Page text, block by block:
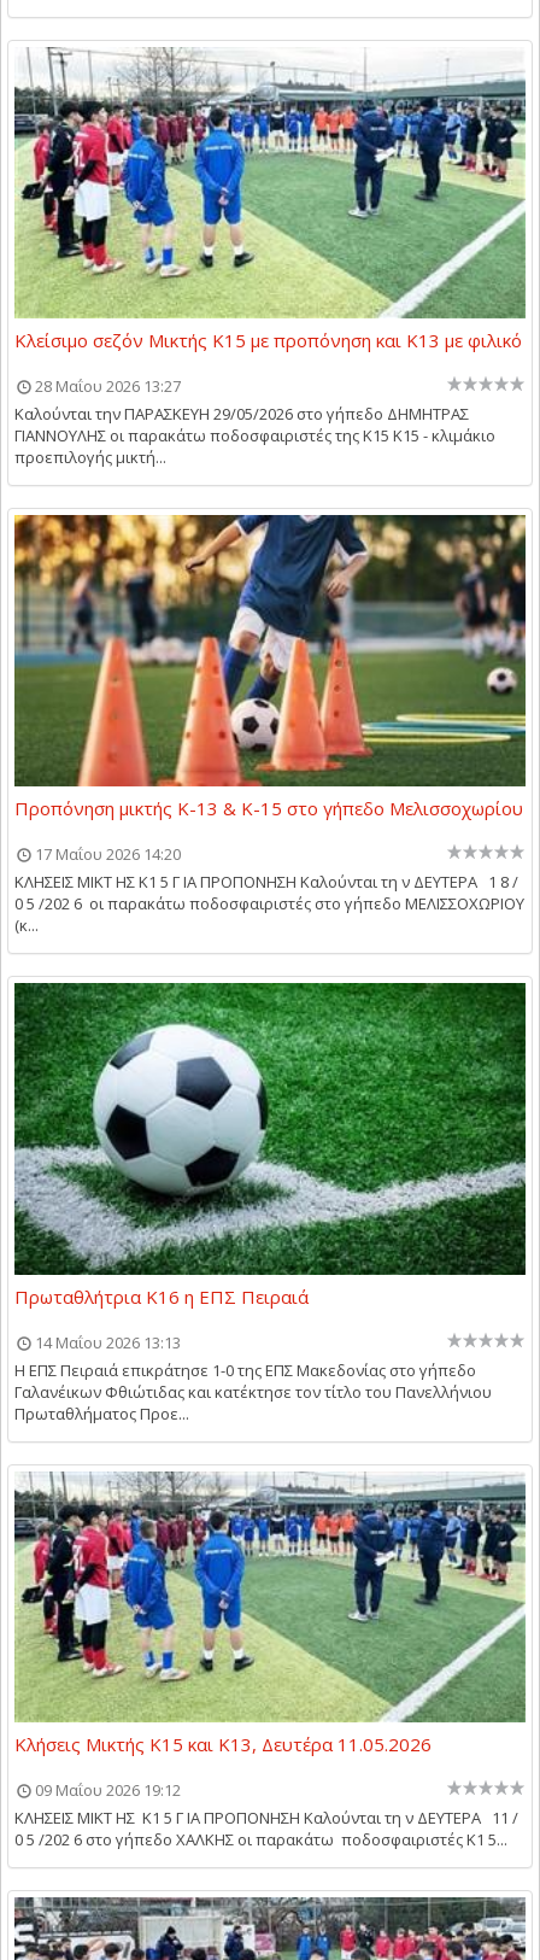
Κλείσιμο σεζόν Μικτής Κ15 με προπόνηση και Κ13 με φιλικό
28 Μαΐου 2026 13:27
Καλούνται την ΠΑΡΑΣΚΕΥΗ 29/05/2026 στο γήπεδο ΔΗΜΗΤΡΑΣ
ΓΙΑΝΝΟΥΛΗΣ οι παρακάτω ποδοσφαιριστές της Κ15 Κ15 - κλιμάκιο
προεπιλογής μικτή...
Προπόνηση μικτής Κ-13 & Κ-15 στο γήπεδο Μελισσοχωρίου
17 Μαΐου 2026 14:20
ΚΛΗΣΕΙΣ ΜΙΚΤ ΗΣ Κ1 5 Γ ΙΑ ΠΡΟΠΟΝΗΣΗ Καλούνται τη ν ΔΕΥΤΕΡΑ 1 8 /
0 5 /202 6 οι παρακάτω ποδοσφαιριστές στο γήπεδο ΜΕΛΙΣΣΟΧΩΡΙΟΥ
(κ...
Πρωταθλήτρια Κ16 η ΕΠΣ Πειραιά
14 Μαΐου 2026 13:13
Η ΕΠΣ Πειραιά επικράτησε 1-0 της ΕΠΣ Μακεδονίας στο γήπεδο
Γαλανέικων Φθιώτιδας και κατέκτησε τον τίτλο του Πανελλήνιου
Πρωταθλήματος Προε...
Κλήσεις Μικτής Κ15 και Κ13, Δευτέρα 11.05.2026
09 Μαΐου 2026 19:12
ΚΛΗΣΕΙΣ ΜΙΚΤ ΗΣ Κ1 5 Γ ΙΑ ΠΡΟΠΟΝΗΣΗ Καλούνται τη ν ΔΕΥΤΕΡΑ 11 /
0 5 /202 6 στο γήπεδο ΧΑΛΚΗΣ οι παρακάτω ποδοσφαιριστές Κ1 5...